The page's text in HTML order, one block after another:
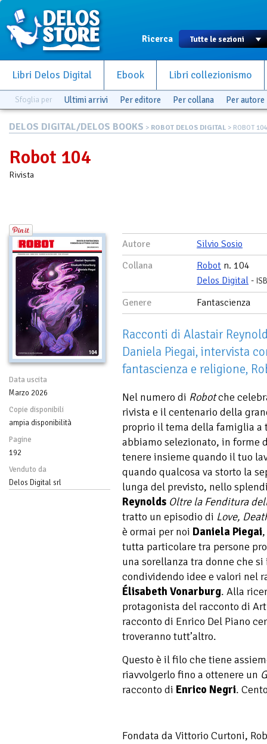
Ricerca
Libri Delos Digital Ebook Libri collezionismo
Sfoglia per Ultimi arrivi Per editore Per collana Per autore
DELOS DIGITAL/DELOS BOOKS > ROBOT DELOS DIGITAL > ROBOT 104
Robot 104
Rivista
Data uscita
Marzo 2026
Copie disponibili
ampia disponibilità
Pagine
192
Venduto da
Delos Digital srl
Autore
Silvio Sosio
Collana
Robot n. 104
Delos Digital -
Genere Fantascienza
Racconti di Alastair
Daniela Piegai, intervista
fantascienza e religione,
Nel numero di Robotche
rivista e il centenario della
proprio il tema della famiglia a
abbiamo selezionato, in forme
tenere insieme quando il tuo
quando qualcosa va storto la
lunga del previsto, nello
Reynolds Oltre la Fenditura
tratto un episodio di Love,
è ormai per noi Daniela Piegai
tutta particolare tra persone
una sorellanza tra donne che
condividendo idee e valori nel
Élisabeth Vonarburg. Alla
protagonista del racconto di
racconto di Enrico Del Piano
troveranno tutt’altro.
Questo è il filo che tiene
riavvolgerlo fino a ottenere un
racconto di Enrico Negri.
Fondata da Vittorio Curtoni,